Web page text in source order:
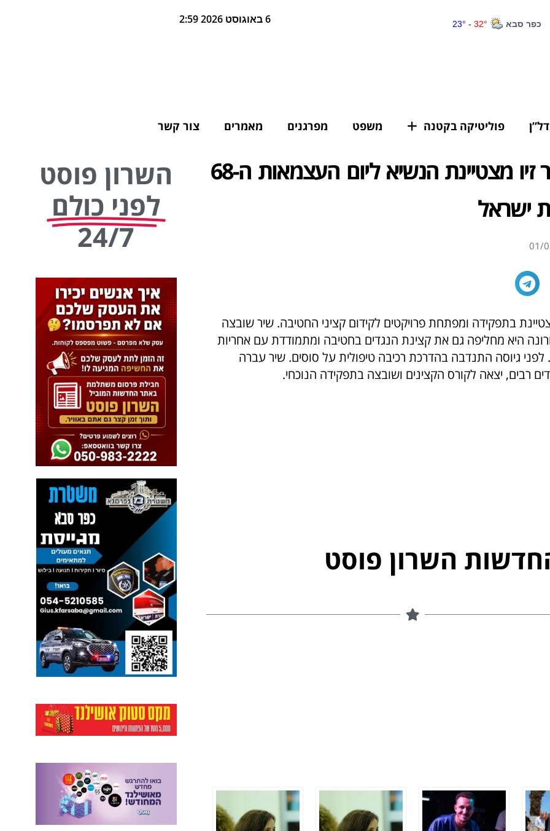
6 באוגוסט 2026 2:59
פוליטיקה בקטנה משפט מפרגנים מאמרים צור קשר
סג"ם שיר זיו מצטיינת הנשיא ליום העצמאות ה-68
ישראל
01/
בתפקידה ומפתחת פרויקטים לקידום קציני החטיבה. שיר שובצה
היא מחליפה גם את קצינת הנגדים בחטיבה ומתמודדת עם אחריות
לפני גיוסה התנדבה בהדרכת רכיבה טיפולית על סוסים. שיר עברה
רבים, יצאה לקורס הקצינים ושובצה בתפקידה הנוכחי.
השרון פוסט ניכולם
השרון פוסט
לפני כולם
24/7